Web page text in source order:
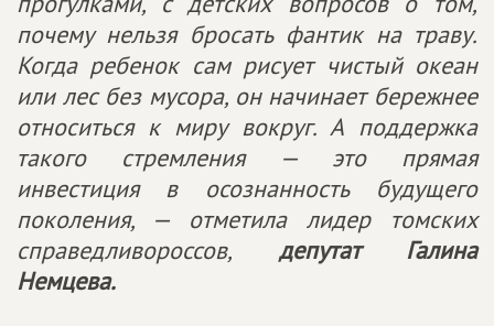
почему нельзя бросать фантик на траву.
Когда ребенок сам рисует чистый океан
или лес без мусора, он начинает бережнее
относиться к миру вокруг. А поддержка
такого стремления — это прямая
инвестиция в осознанность будущего
поколения, — отметила лидер томских
справедливороссов, депутат Галина
Немцева.